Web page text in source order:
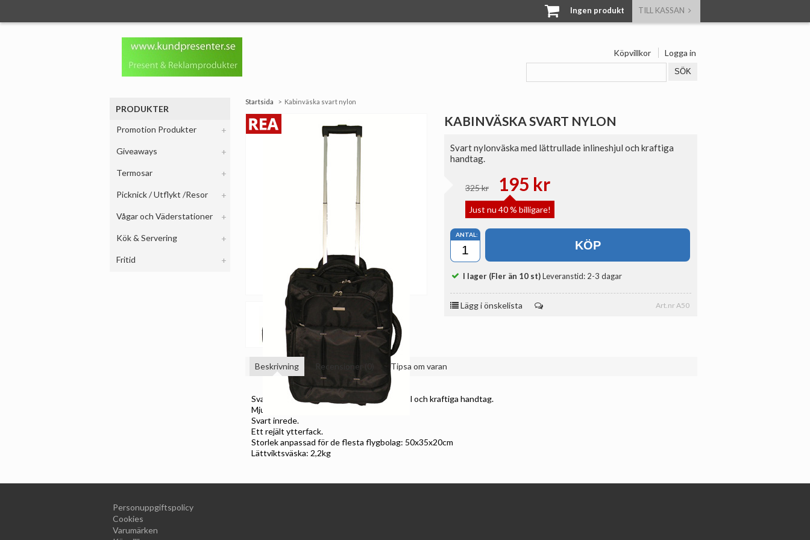
Ingen produkt TILL KASSAN
Köpvillkor
Logga in
PRODUKTER
Promotion Produkter
Giveaways
Termosar
Picknick / Utflykt /Resor
Vågar och Väderstationer
Kök & Servering
Fritid
Startsida Kabinväska svart nylon
KABINVÄSKA SVART NYLON
Art.nr A50
Svart nylonväska med lättrullade inlineshjul och kraftiga
handtag.
325 kr 195 kr
Just nu 40 % billigare!
ANTAL:
KÖP
I lager (Fler än 10 st)Leveranstid: 2-3 dagar
Lägg i önskelista
Beskrivning Recensioner (0) Tipsa om varan
Svart nylonväska med lättrullade inlineshjul och kraftiga handtag.
Mjuka, vadderade bärhandtag.
Svart inrede.
Ett rejält ytterfack.
Storlek anpassad för de flesta flygbolag: 50x35x20cm
Lättviktsväska: 2,2kg
Personuppgiftspolicy
Cookies
Varumärken